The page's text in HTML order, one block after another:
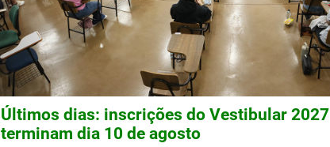
Últimos dias: inscrições do Vestibular 2027
terminam dia 10 de agosto